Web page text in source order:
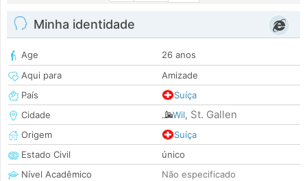
Minha identidade
Age
26 anos
Aqui para
Amizade
País
Suíça
Cidade
Wil, St. Gallen
Origem
Suíça
Estado Civil
único
Nível Acadêmico
Não especificado